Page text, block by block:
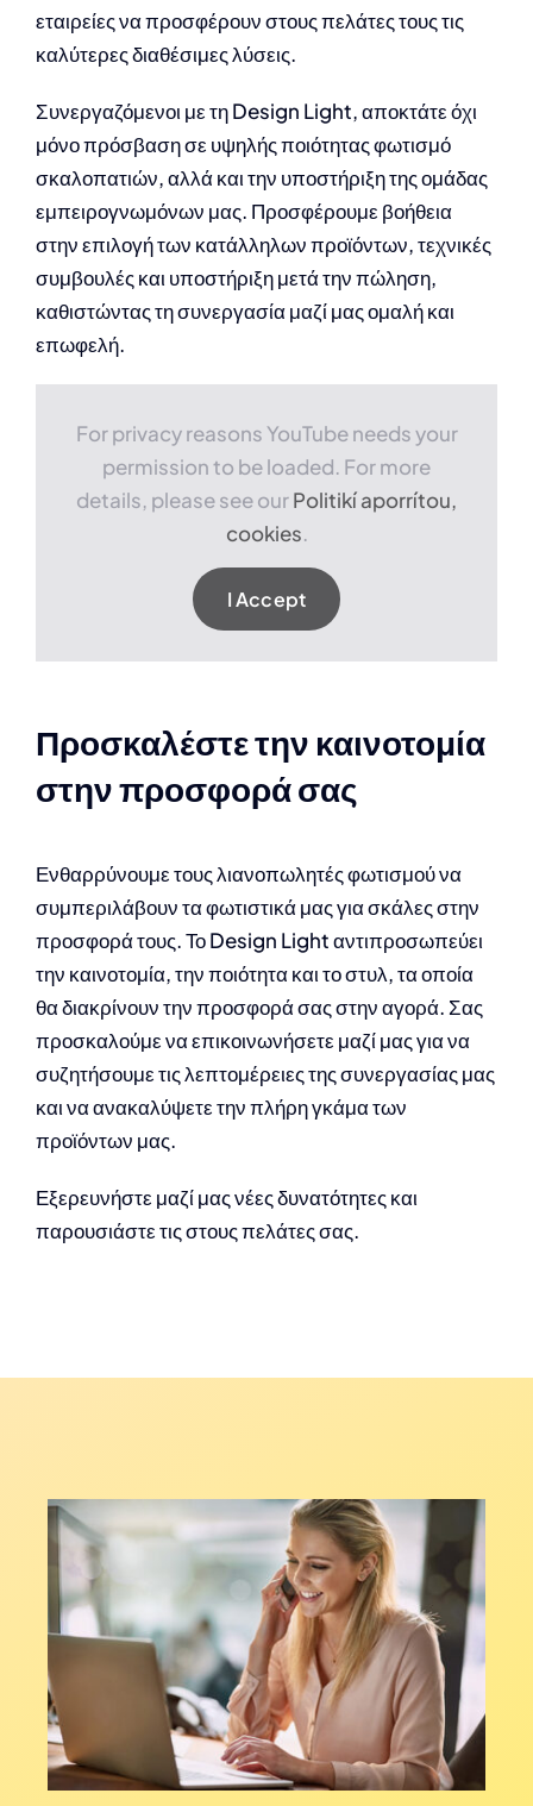
εταιρείες να προσφέρουν στους πελάτες τους τις
καλύτερες διαθέσιμες λύσεις.
Συνεργαζόμενοι με τη Design Light, αποκτάτε όχι
μόνο πρόσβαση σε υψηλής ποιότητας φωτισμό
σκαλοπατιών, αλλά και την υποστήριξη της ομάδας
εμπειρογνωμόνων μας. Προσφέρουμε βοήθεια
στην επιλογή των κατάλληλων προϊόντων, τεχνικές
συμβουλές και υποστήριξη μετά την πώληση,
καθιστώντας τη συνεργασία μαζί μας ομαλή και
επωφελή.
For privacy reasons YouTube needs your
permission to be loaded. For more
details, please see ourPolitikí aporrítou,
cookies.
I Accept
Προσκαλέστε την καινοτομία
στην προσφορά σας
Ενθαρρύνουμε τους λιανοπωλητές φωτισμού να
συμπεριλάβουν τα φωτιστικά μας για σκάλες στην
προσφορά τους. Το Design Light αντιπροσωπεύει
την καινοτομία, την ποιότητα και το στυλ, τα οποία
θα διακρίνουν την προσφορά σας στην αγορά. Σας
προσκαλούμε να επικοινωνήσετε μαζί μας για να
συζητήσουμε τις λεπτομέρειες της συνεργασίας μας
και να ανακαλύψετε την πλήρη γκάμα των
προϊόντων μας.
Εξερευνήστε μαζί μας νέες δυνατότητες και
παρουσιάστε τις στους πελάτες σας.